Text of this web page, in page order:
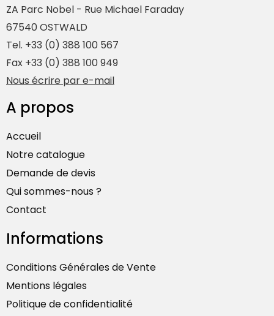
ZA Parc Nobel - Rue Michael Faraday
67540 OSTWALD
Tel. +33 (0) 388 100 567
Fax +33 (0) 388 100 949
Nous écrire par e-mail
A propos
Accueil
Notre catalogue
Demande de devis
Qui sommes-nous ?
Contact
Informations
Conditions Générales de Vente
Mentions légales
Politique de confidentialité